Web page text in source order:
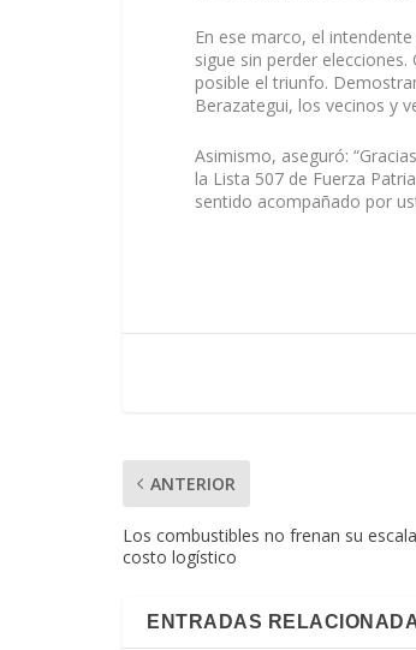
En ese marco, el
sigue sin perder
posible el triunfo.
Berazategui, los vecinos y
Asimismo, aseguró:
la Lista 507 de Fuerza
sentido acompañado por
ANTERIOR
Los combustibles no frenan su
costo logístico
ENTRADAS